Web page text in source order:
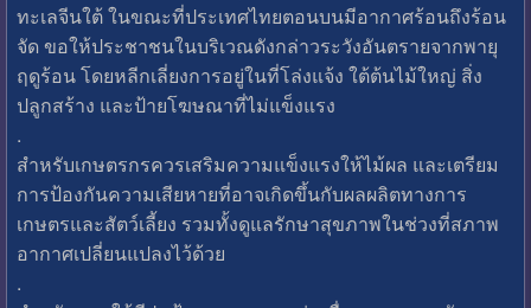
ทะเลจีนใต้ ในขณะที่ประเทศไทยตอนบนมีอากาศร้อนถึงร้อน
จัด ขอให้ประชาชนในบริเวณดังกล่าวระวังอันตรายจากพายุ
ฤดูร้อน โดยหลีกเลี่ยงการอยู่ในที่โล่งแจ้ง ใต้ต้นไม้ใหญ่ สิ่ง
ปลูกสร้าง และป้ายโฆษณาที่ไม่แข็งแรง
.
สำหรับเกษตรกรควรเสริมความแข็งแรงให้ไม้ผล และเตรียม
การป้องกันความเสียหายที่อาจเกิดขึ้นกับผลผลิตทางการ
เกษตรและสัตว์เลี้ยง รวมทั้งดูแลรักษาสุขภาพในช่วงที่สภาพ
อากาศเปลี่ยนแปลงไว้ด้วย
.